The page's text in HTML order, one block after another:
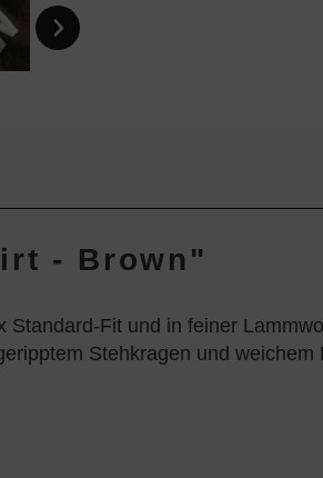
- Brown"
Standard-Fit und in feiner
Stehkragen und